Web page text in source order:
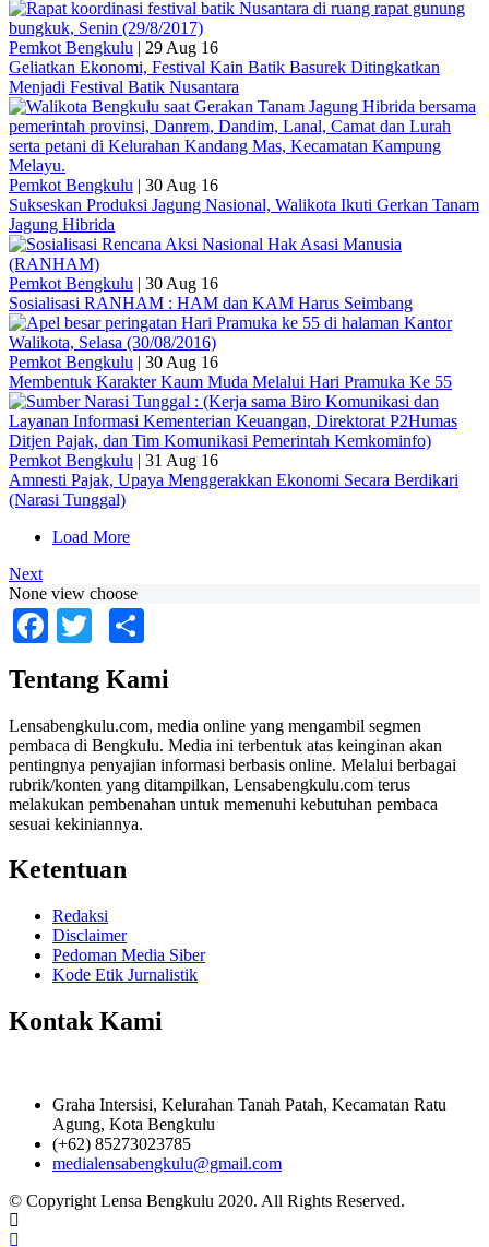
Pemkot Bengkulu | 29 Aug 16
Geliatkan Ekonomi, Festival Kain Batik Basurek Ditingkatkan
Menjadi Festival Batik Nusantara
Pemkot Bengkulu | 30 Aug 16
Sukseskan Produksi Jagung Nasional, Walikota Ikuti Gerkan Tanam
Jagung Hibrida
Pemkot Bengkulu | 30 Aug 16
Sosialisasi RANHAM : HAM dan KAM Harus Seimbang
Pemkot Bengkulu | 30 Aug 16
Membentuk Karakter Kaum Muda Melalui Hari Pramuka Ke 55
Pemkot Bengkulu | 31 Aug 16
Amnesti Pajak, Upaya Menggerakkan Ekonomi Secara Berdikari
(Narasi Tunggal)
Load More
Next
None view choose
Facebook
Twitter
Tentang Kami
Lensabengkulu.com, media online yang mengambil segmen
pembaca di Bengkulu. Media ini terbentuk atas keinginan akan
pentingnya penyajian informasi berbasis online. Melalui berbagai
rubrik/konten yang ditampilkan, Lensabengkulu.com terus
melakukan pembenahan untuk memenuhi kebutuhan pembaca
sesuai kekiniannya.
Ketentuan
Redaksi
Disclaimer
Pedoman Media Siber
Kode Etik Jurnalistik
Kontak Kami
Graha Intersisi, Kelurahan Tanah Patah, Kecamatan Ratu
Agung, Kota Bengkulu
(+62) 85273023785
medialensabengkulu@gmail.com
© Copyright Lensa Bengkulu 2020. All Rights Reserved.